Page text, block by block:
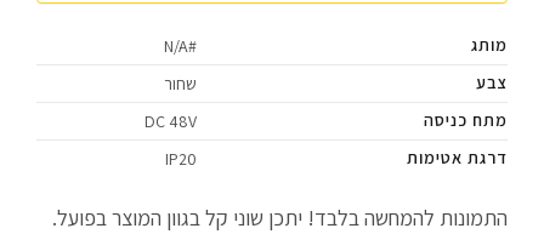
מותג
#N/A
צבע
שחור
מתח כניסה
DC 48V
דרגת אטימות
IP20
התמונות להמחשה בלבד! יתכן שוני קל בגוון המוצר בפועל.